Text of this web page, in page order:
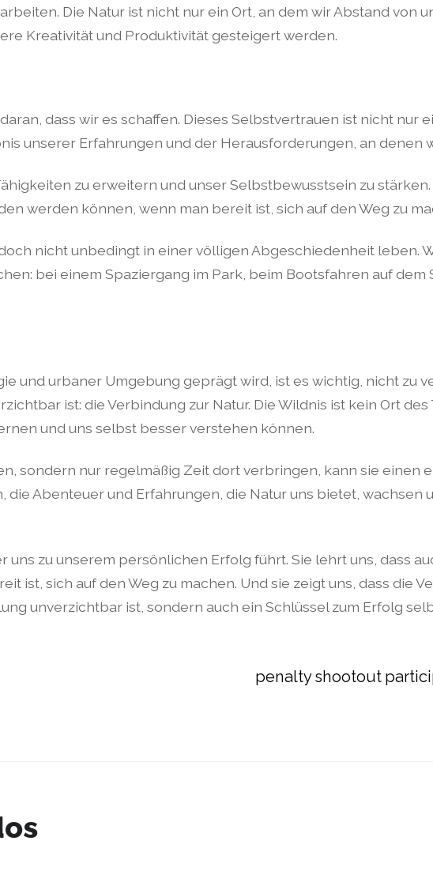
Die Natur ist nicht nur ein Ort, an dem wir Abstand von
Kreativität und Produktivität gesteigert werden.
dass wir es schaffen. Dieses Selbstvertrauen ist nicht nur
unserer Erfahrungen und der Herausforderungen, an denen
zu erweitern und unser Selbstbewusstsein zu stärken.
werden können, wenn man bereit ist, sich auf den Weg zu
nicht unbedingt in einer völligen Abgeschiedenheit leben.
bei einem Spaziergang im Park, beim Bootsfahren auf dem
und urbaner Umgebung geprägt wird, ist es wichtig, nicht zu
ist: die Verbindung zur Natur. Die Wildnis ist kein Ort des
und uns selbst besser verstehen können.
sondern nur regelmäßig Zeit dort verbringen, kann sie einen
Abenteuer und Erfahrungen, die Natur uns bietet, wachsen
uns zu unserem persönlichen Erfolg führt. Sie lehrt uns, dass
ist, sich auf den Weg zu machen. Und sie zeigt uns, dass die
unverzichtbar ist, sondern auch ein Schlüssel zum Erfolg
penalty shootout